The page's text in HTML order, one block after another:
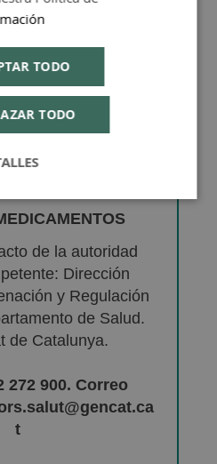
de la autoridad
Dirección
y Regulación
de Salud.
de Catalunya.
272 900. Correo
t
TODO
TODO